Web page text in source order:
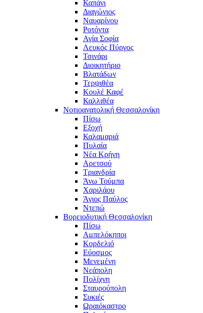
Καπάνι
Διαγώνιος
Ναυαρίνου
Ροτόντα
Αγία Σοφία
Λευκός Πύργος
Τσινάρι
Διοικητήριο
Βλατάδων
Τερψιθέα
Κουλέ Καφέ
Καλλιθέα
Νοτιοανατολική Θεσσαλονίκη
Πίσω
Εξοχή
Καλαμαριά
Πυλαία
Νέα Κρήνη
Αρετσού
Τριανδρία
Άνω Τούμπα
Χαριλάου
Άγιος Παύλος
Ντεπώ
Βορειοδυτική Θεσσαλονίκη
Πίσω
Αμπελόκηποι
Κορδελιό
Εύοσμος
Μενεμένη
Νεάπολη
Πολίχνη
Σταυρούπολη
Συκιές
Ωραιόκαστρο